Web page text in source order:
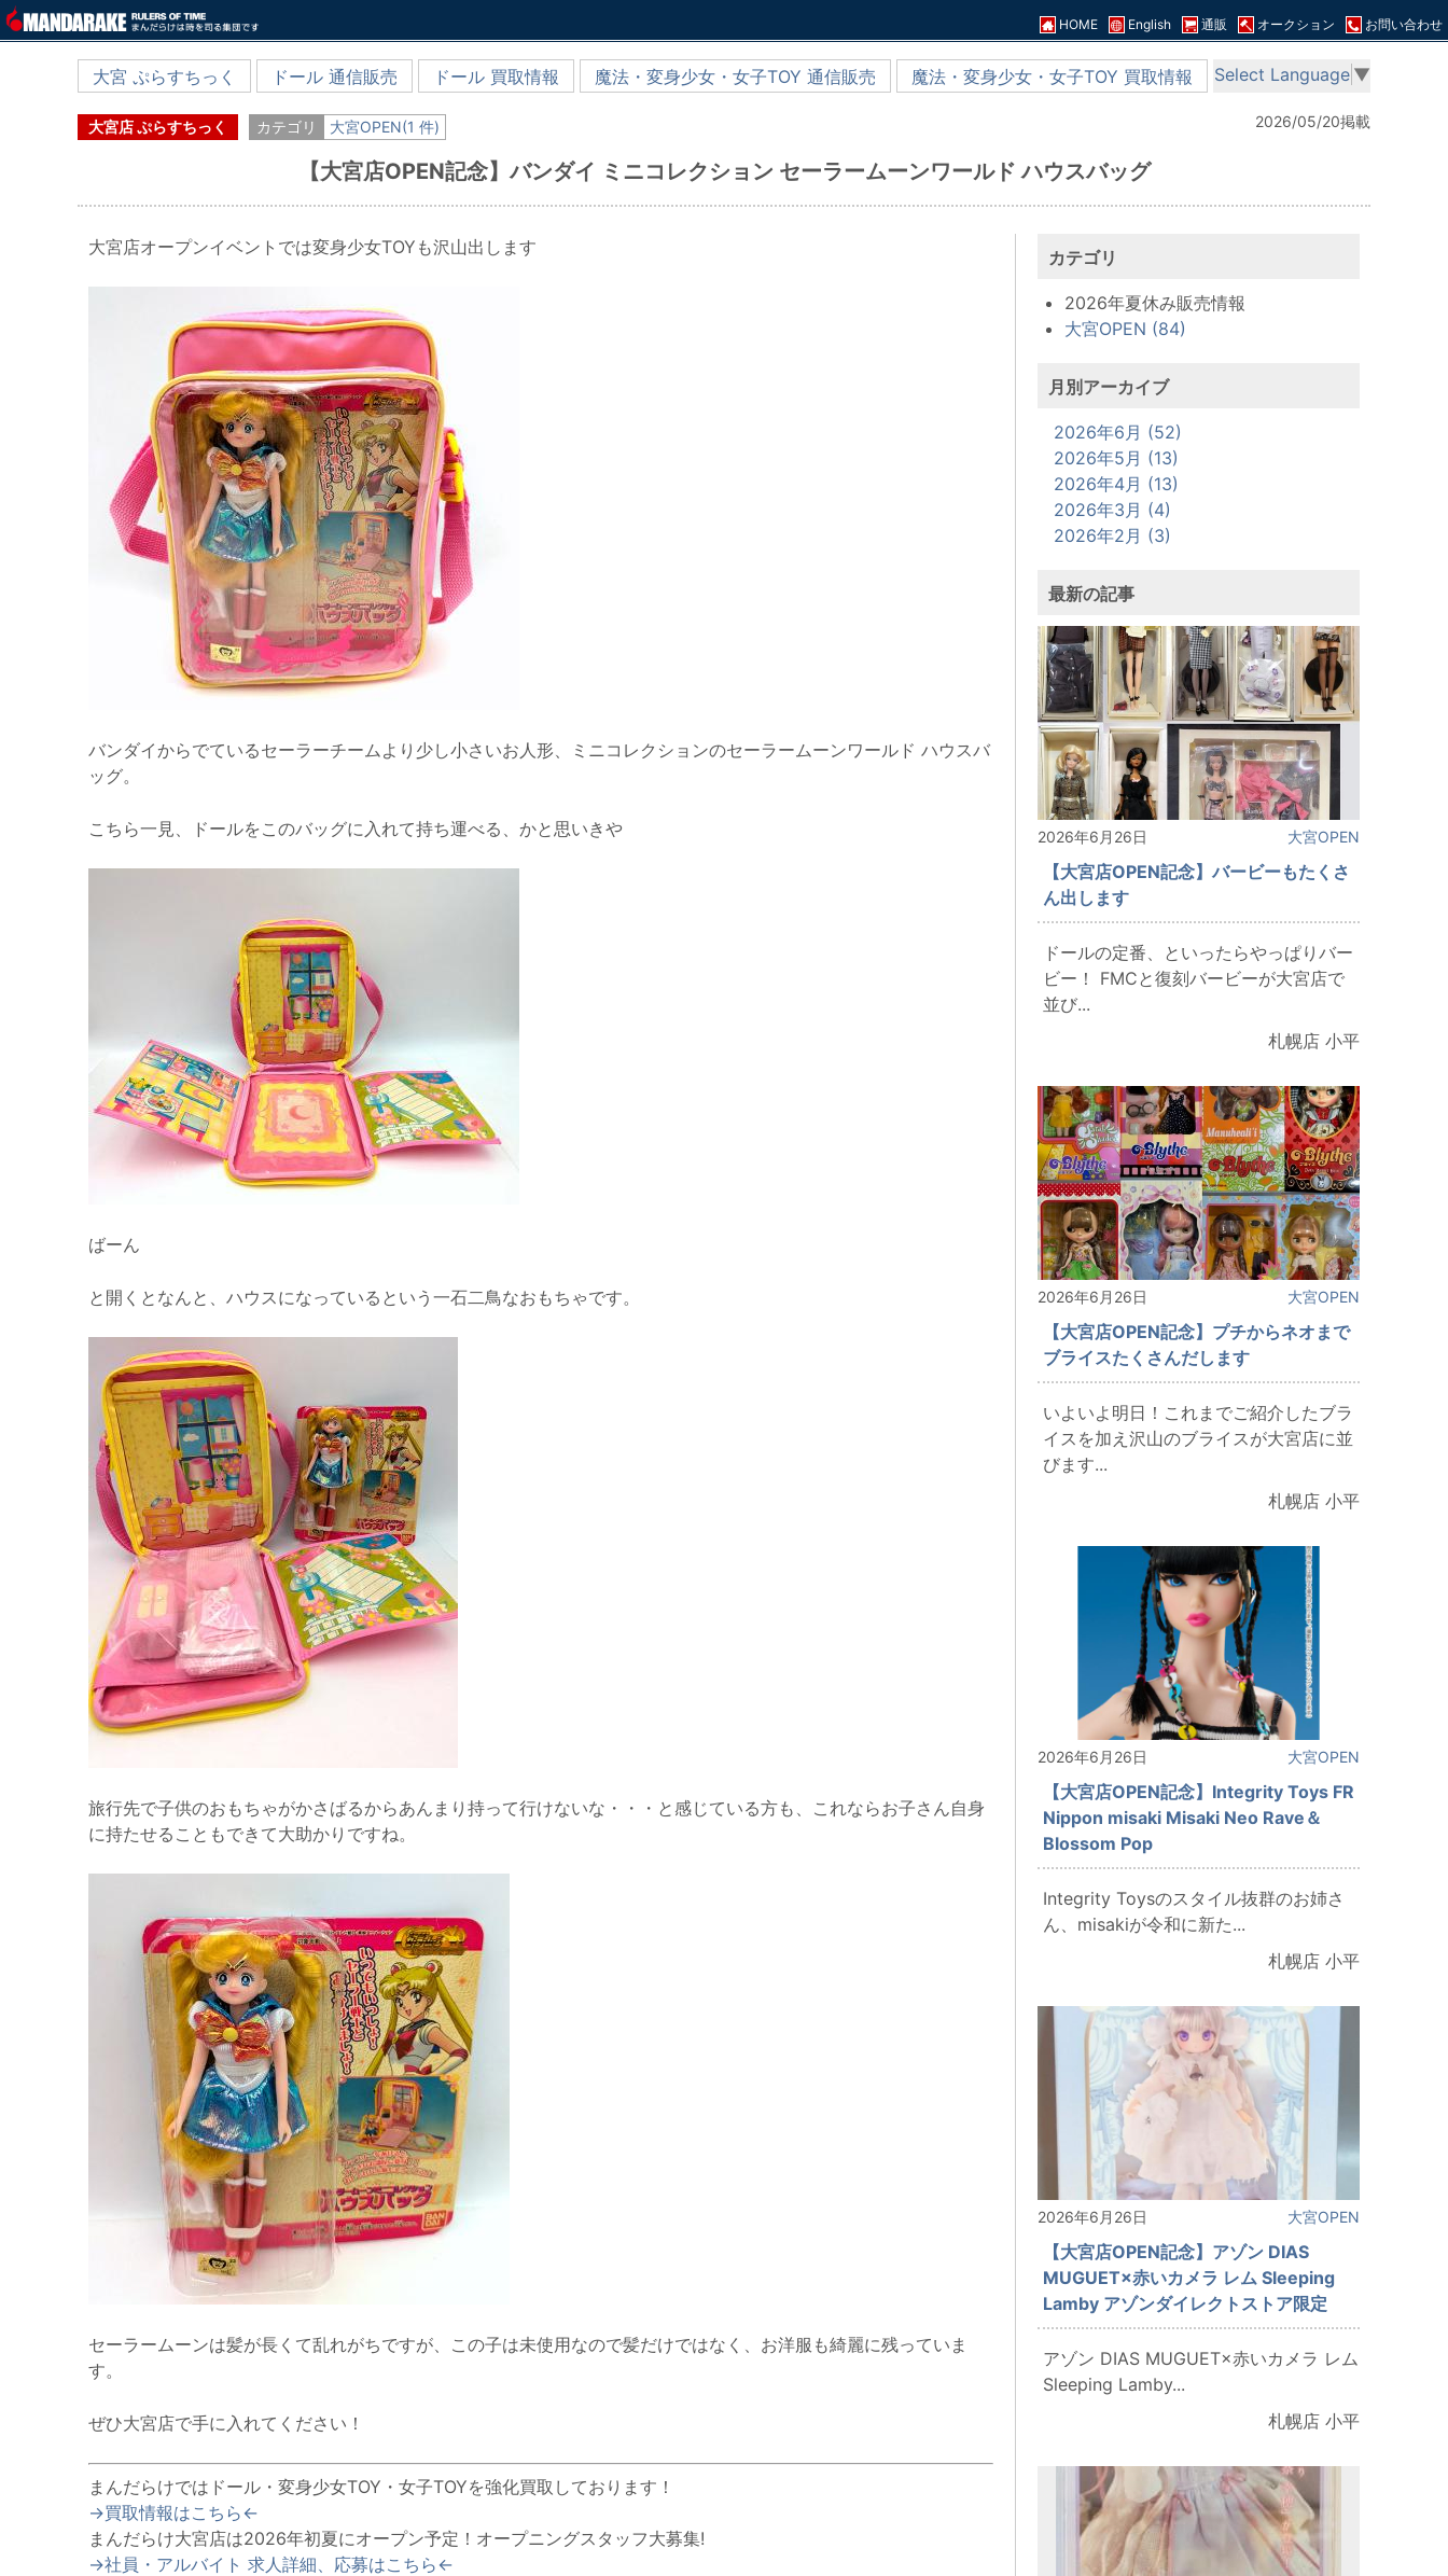
HOME English 通販 オークション お問い合わせ
大宮 ぷらすちっく ドール 通信販売 ドール 買取情報 魔法・変身少女・女子TOY 通信販売 魔法・変身少女・女子TOY 買取情報 Select Language ▼
大宮店 ぷらすちっく カテゴリ 大宮OPEN(1 件) 2026/05/20掲載
【大宮店OPEN記念】バンダイ ミニコレクション セーラームーンワールド ハウスバッグ
大宮店オープンイベントでは変身少女TOYも沢山出します
バンダイからでているセーラーチームより少し小さいお人形、ミニコレクションのセーラームーンワールド ハウスバ
ッグ。
こちら一見、ドールをこのバッグに入れて持ち運べる、かと思いきや
ばーん
と開くとなんと、ハウスになっているという一石二鳥なおもちゃです。
旅行先で子供のおもちゃがかさばるからあんまり持って行けないな・・・と感じている方も、これならお子さん自身
に持たせることもできて大助かりですね。
セーラームーンは髪が長くて乱れがちですが、この子は未使用なので髪だけではなく、お洋服も綺麗に残っていま
す。
ぜひ大宮店で手に入れてください！
まんだらけではドール・変身少女TOY・女子TOYを強化買取しております！
→買取情報はこちら←
まんだらけ大宮店は2026年初夏にオープン予定！オープニングスタッフ大募集!
→社員・アルバイト 求人詳細、応募はこちら←
カテゴリ
2026年夏休み販売情報
大宮OPEN (84)
月別アーカイブ
2026年6月 (52)
2026年5月 (13)
2026年4月 (13)
2026年3月 (4)
2026年2月 (3)
最新の記事
2026年6月26日 大宮OPEN
【大宮店OPEN記念】バービーもたくさ
ん出します
ドールの定番、といったらやっぱりバー
ビー！ FMCと復刻バービーが大宮店で
並び...
札幌店 小平
2026年6月26日 大宮OPEN
【大宮店OPEN記念】プチからネオまで
ブライスたくさんだします
いよいよ明日！これまでご紹介したブラ
イスを加え沢山のブライスが大宮店に並
びます...
札幌店 小平
2026年6月26日 大宮OPEN
【大宮店OPEN記念】Integrity Toys FR
Nippon misaki Misaki Neo Rave＆
Blossom Pop
Integrity Toysのスタイル抜群のお姉さ
ん、misakiが令和に新た...
札幌店 小平
2026年6月26日 大宮OPEN
【大宮店OPEN記念】アゾン DIAS
MUGUET×赤いカメラ レム Sleeping
Lamby アゾンダイレクトストア限定
アゾン DIAS MUGUET×赤いカメラ レム
Sleeping Lamby...
札幌店 小平